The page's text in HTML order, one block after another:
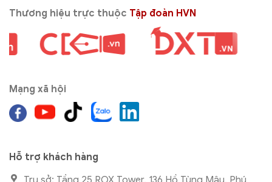
Thương hiệu trực thuộc Tập đoàn HVN
Mạng xã hội
Hỗ trợ khách hàng